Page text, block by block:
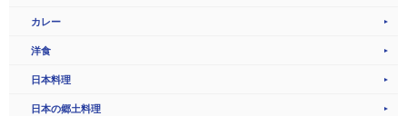
カレー
洋食
日本料理
日本の郷土料理